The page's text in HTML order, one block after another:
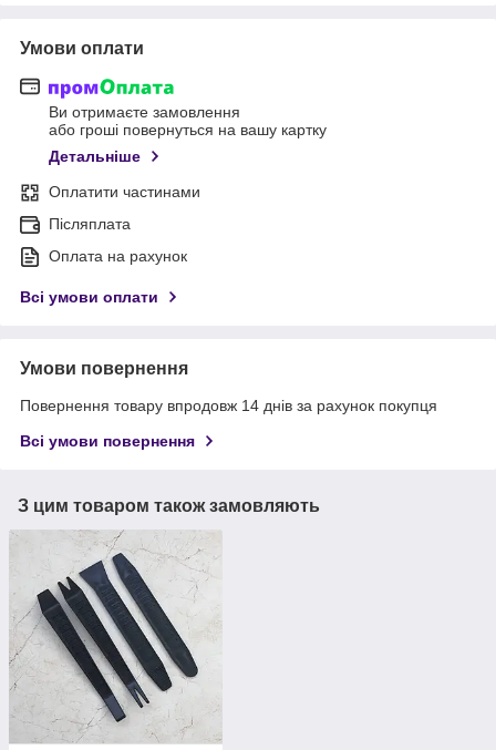
Умови оплати
Ви отримаєте замовлення
або гроші повернуться на вашу картку
Детальніше
Оплатити частинами
Післяплата
Оплата на рахунок
Всі умови оплати
Умови повернення
Повернення товару впродовж 14 днів за рахунок покупця
Всі умови повернення
З цим товаром також замовляють